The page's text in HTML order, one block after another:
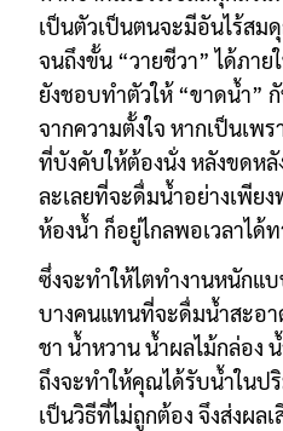
เป็นตัวเป็นตนจะมีอันไร้สม
จนถึงขั้น “วายชีวา” ได้ภาย
ยังชอบทำตัวให้ “ขาดน้ำ”
จากความตั้งใจ หากเป็นเพ
ที่บังคับให้ต้องนั่งหลังขดหลั
ละเลยที่จะดื่มน้ำอย่างเพียง
ห้องน้ำ ก็อยู่ไกลพอเวลาได้
ซึ่งจะทำให้ไตทำงานหนัก
บางคนแทนที่จะดื่มน้ำสะอ
ชา น้ำหวาน น้ำผลไม้กล่อง
ถึงจะทำให้คุณได้รับน้ำใน
เป็นวิธีที่ไม่ถูกต้องจึงส่งผล